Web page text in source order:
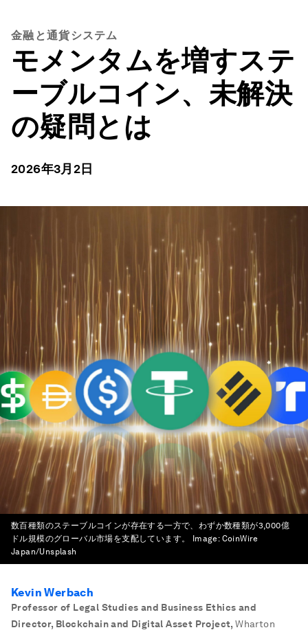
金融と通貨システム
モメンタムを増すステ
ーブルコイン、未解決
の疑問とは
2026年3月2日
数百種類のステーブルコインが存在する一方で、わずか数種類が3,000億
ドル規模のグローバル市場を支配しています。
Image: CoinWire
Japan/Unsplash
Kevin Werbach
Professor of Legal Studies and Business Ethics and
Director, Blockchain and Digital Asset Project, Wharton